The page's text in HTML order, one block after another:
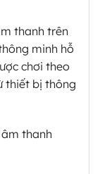
thanh trên
minh hỗ
chơi theo
thiết bị thông
thanh